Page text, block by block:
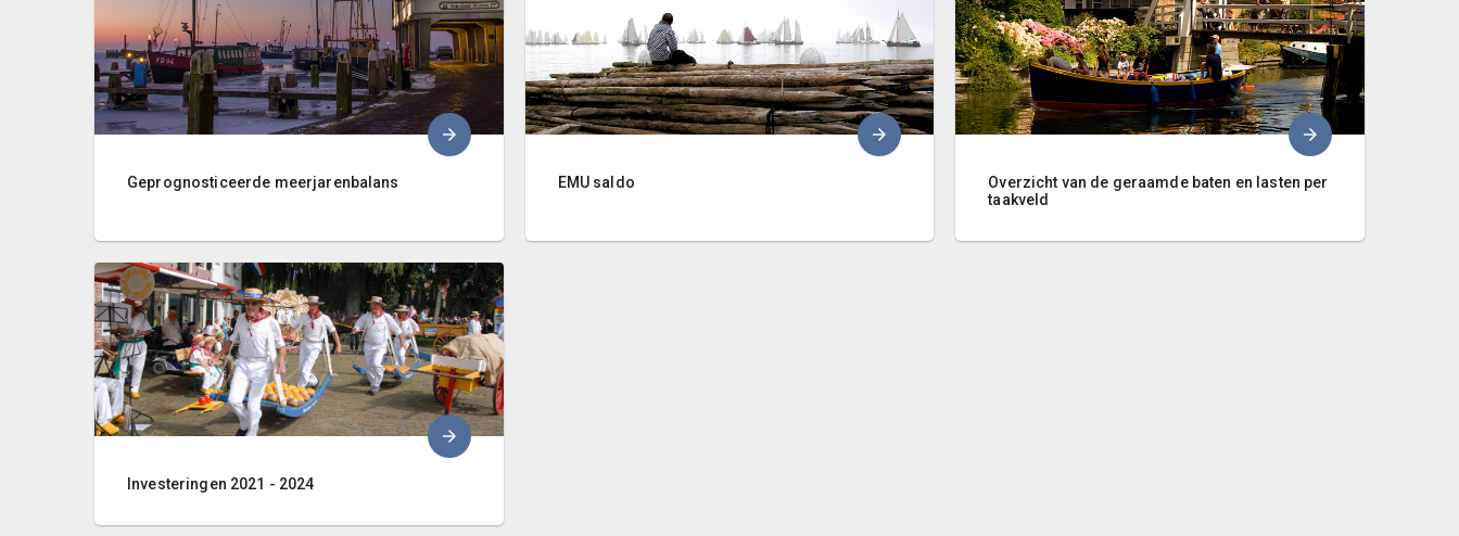
Geprognosticeerde meerjarenbalans EMU saldo
Overzicht van de geraamde baten en lasten per
taakveld
Investeringen 2021 - 2024